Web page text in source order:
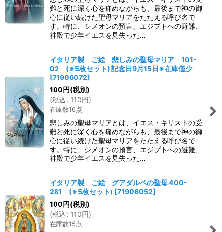
難と死に深く心を痛めながらも、最後まで神の御
心に従い続けた聖母マリアをたたえる呼び名で
す。特に、シメオンの預言、エジプトへの避難、
神殿で少年イエスを見失った…
イタリア製 ご絵 悲しみの聖母マリア 101-
02 (※5枚セット) 記念日9月15日※在庫僅少
[71906072]
100 円(税別)
(税込: 110円)
在庫数16点
悲しみの聖母マリアとは、イエス・キリストの受
難と死に深く心を痛めながらも、最後まで神の御
心に従い続けた聖母マリアをたたえる呼び名で
す。特に、シメオンの預言、エジプトへの避難、
神殿で少年イエスを見失った…
イタリア製 ご絵 グアダルペの聖母 400-
281 (※5枚セット) [71906052]
100 円(税別)
(税込: 110円)
在庫数15点